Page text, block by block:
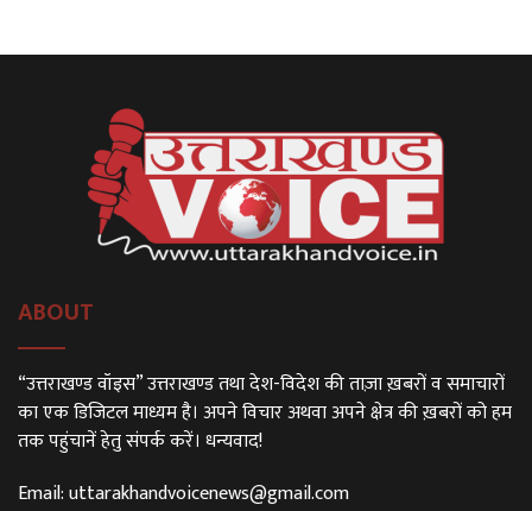
ABOUT
“उत्तराखण्ड वॉइस” उत्तराखण्ड तथा देश-विदेश की ताज़ा ख़बरों व समाचारों
का एक डिजिटल माध्यम है। अपने विचार अथवा अपने क्षेत्र की ख़बरों को हम
तक पहुंचानें हेतु संपर्क करें। धन्यवाद!
Email:uttarakhandvoicenews@gmail.com